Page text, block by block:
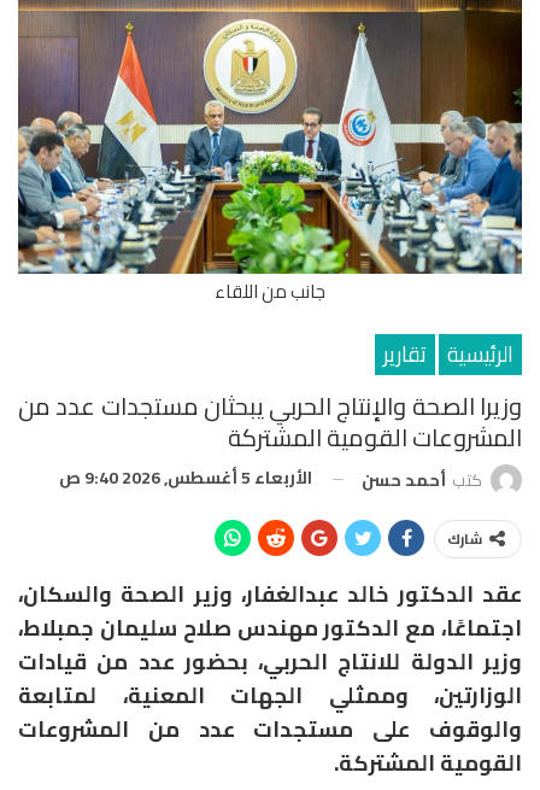
جانب من اللقاء
الرئيسية تقارير
وزيرا الصحة والإنتاج الحربي يبحثان مستجدات عدد من
المشروعات القومية المشتركة
كتب أحمد حسن الأربعاء 5 أغسطس, 2026 9:40 ص
شارك
عقد الدكتور خالد عبدالغفار، وزير الصحة والسكان،
اجتماعًا، مع الدكتور مهندس صلاح سليمان جمبلاط،
وزير الدولة للانتاج الحربي، بحضور عدد من قيادات
الوزارتين، وممثلي الجهات المعنية، لمتابعة
والوقوف على مستجدات عدد من المشروعات
القومية المشتركة.